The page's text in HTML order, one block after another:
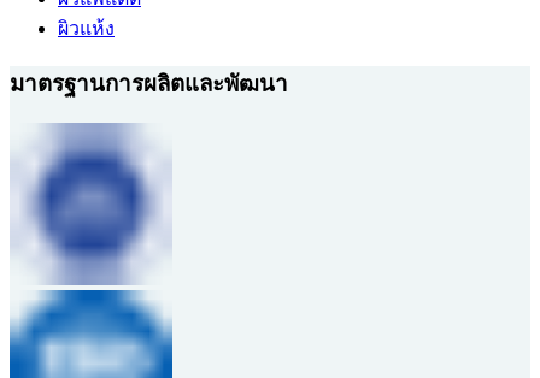
ผิวแห้ง
มาตรฐานการผลิตและพัฒนา